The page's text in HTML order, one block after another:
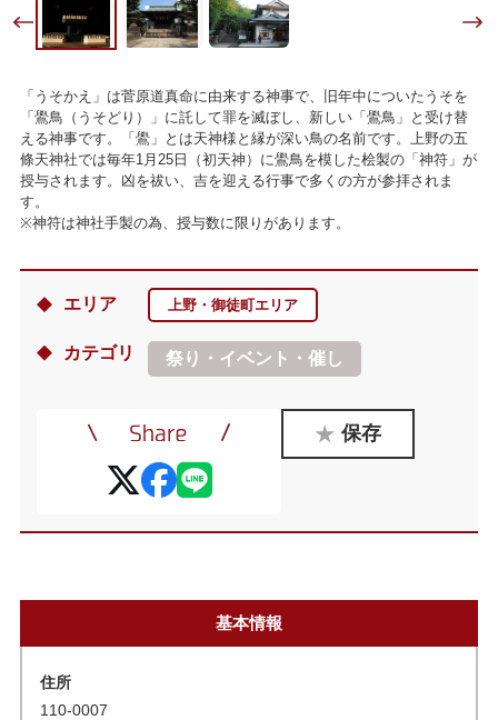
「うそかえ」は菅原道真命に由来する神事で、旧年中についたうそを
「鷽鳥（うそどり）」に託して罪を滅ぼし、新しい「鷽鳥」と受け替
える神事です。「鷽」とは天神様と縁が深い鳥の名前です。上野の五
條天神社では毎年1月25日（初天神）に鷽鳥を模した桧製の「神符」が
授与されます。凶を祓い、吉を迎える行事で多くの方が参拝されま
す。
※神符は神社手製の為、授与数に限りがあります。
エリア 上野・御徒町エリア
カテゴリ 祭り・イベント・催し
保存
基本情報
住所
110-0007